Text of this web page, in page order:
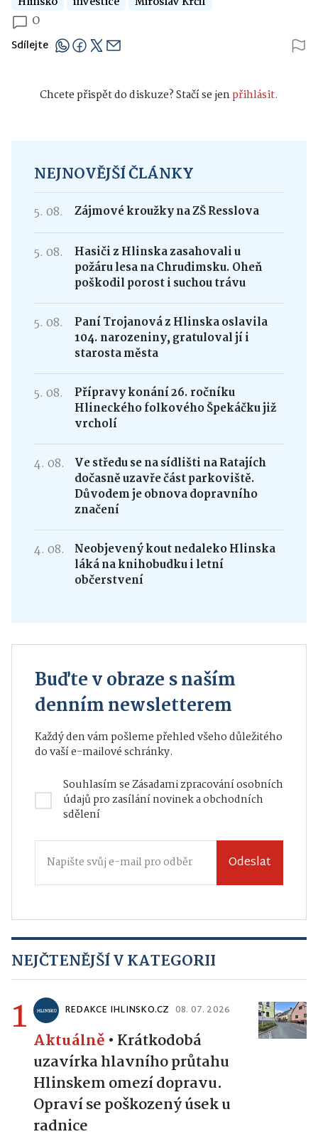
0
Sdílejte
Chcete přispět do diskuze? Stačí se jenpřihlásit.
NEJNOVĚJŠÍ ČLÁNKY
5. 08. Zájmové kroužky na ZŠ Resslova
5. 08.
Hasiči z Hlinska zasahovali u
požáru lesa na Chrudimsku. Oheň
poškodil porost i suchou trávu
5. 08.
Paní Trojanová z Hlinska oslavila
104. narozeniny, gratuloval jí i
starosta města
5. 08.
Přípravy konání 26. ročníku
Hlineckého folkového Špekáčku již
vrcholí
4. 08.
Ve středu se na sídlišti na Ratajích
dočasně uzavře část parkoviště.
Důvodem je obnova dopravního
značení
4. 08.
Neobjevený kout nedaleko Hlinska
láká na knihobudku i letní
občerstvení
Buďte v obraze s naším
denním newsletterem
Každý den vám pošleme přehled všeho důležitého
do vaší e-mailové schránky.
Souhlasím seZásadami zpracování osobních
údajůpro zasílání novinek a obchodních
sdělení
Odeslat
NEJČTENĚJŠÍ V KATEGORII
1 REDAKCE IHLINSKO.CZ 08. 07. 2026
Aktuálně • Krátkodobá
uzavírka hlavního průtahu
Hlinskem omezí dopravu.
Opraví se poškozený úsek u
radnice